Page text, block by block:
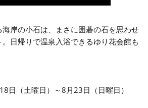
岸の小石は、まさに囲碁の石を思わせ
日帰りで温泉入浴できるゆり花会館も
日（土曜日）～8月23日（日曜日）